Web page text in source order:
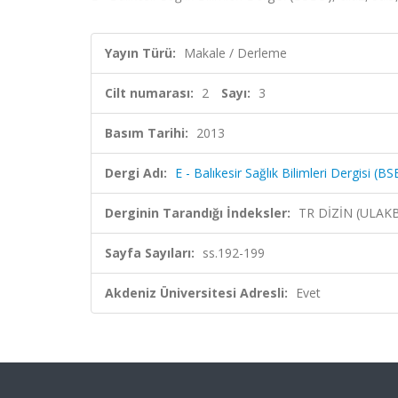
Yayın Türü: Makale / Derleme
Cilt numarası: 2 Sayı: 3
Basım Tarihi: 2013
Dergi Adı: E - Balıkesir Sağlık Bilimleri Dergisi
Derginin Tarandığı İndeksler: TR DİZİN
Sayfa Sayıları: ss.192-199
Akdeniz Üniversitesi Adresli: Evet